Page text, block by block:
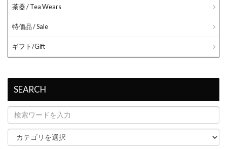
茶器 / Tea Wears
特価品 / Sale
ギフト/Gift
SEARCH